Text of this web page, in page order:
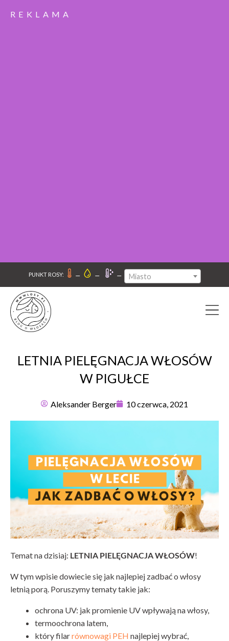
REKLAMA
PUNKT ROSY: – – – Miasto
LETNIA PIELĘGNACJA WŁOSÓW
W PIGUŁCE
Aleksander Berger 10 czerwca, 2021
Temat na dzisiaj: LETNIA PIELĘGNACJA WŁOSÓW!
W tym wpisie dowiecie się jak najlepiej zadbać o włosy
letnią porą. Poruszymy tematy takie jak:
ochrona UV: jak promienie UV wpływają na włosy,
termoochrona latem,
który filarrównowagi PEH najlepiej wybrać,